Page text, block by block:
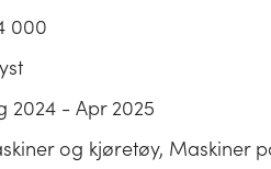
000
2024 - Apr 2025
og kjøretøy, Maskiner